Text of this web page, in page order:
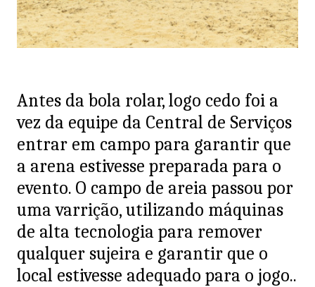
Antes da bola rolar, logo cedo foi a
vez da equipe da Central de Serviços
entrar em campo para garantir que
a arena estivesse preparada para o
evento. O campo de areia passou por
uma varrição, utilizando máquinas
de alta tecnologia para remover
qualquer sujeira e garantir que o
local estivesse adequado para o jogo..